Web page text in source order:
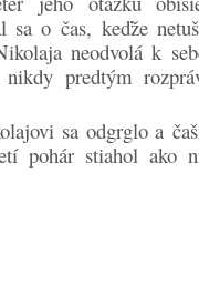
sa o čas, keďže
neodvolá k
predtým
sa odgrglo a
pohár stiahol ako